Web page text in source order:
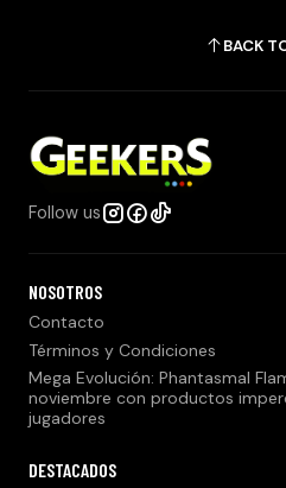
BACK
Follow us
NOSOTROS
Contacto
Términos y Condiciones
Mega Evolución: Phantasmal
noviembre con productos
jugadores
DESTACADOS